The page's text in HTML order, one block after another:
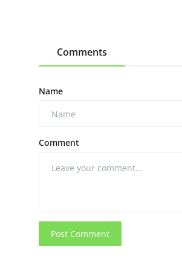
Comments
Name
Comment
Post Comment